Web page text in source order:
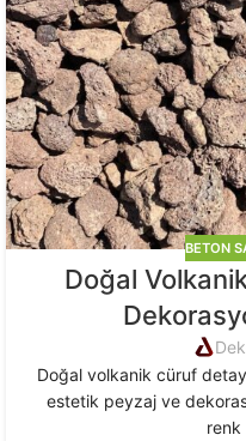
BETON
Doğal
Doğal volkanik cüruf
estetik peyzaj ve
renk